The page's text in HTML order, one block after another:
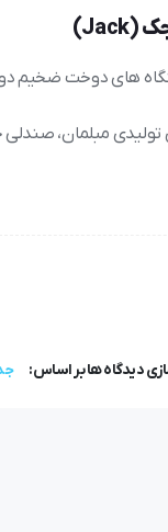
تولیدی مبلمان،
خودکار می باشد.
دیدگاه ها بر اساس: